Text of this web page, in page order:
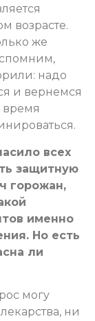
возрасте.
же
надо
и вернемся
время
всех
защитную
горожан,
именно
Но есть
ли
могу
ни